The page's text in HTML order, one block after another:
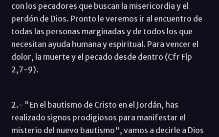
con los pecadores que buscan la misericordia y el
perdón de Dios. Pronto le veremos ir al encuentro de
todas las personas marginadas y de todos los que
necesitan ayuda humana y espiritual. Para vencer el
dolor, la muerte y el pecado desde dentro (Cfr Flp
2,7-9).
2.- "En el bautismo de Cristo en el Jordán, has
realizado signos prodigiosos para manifestar el
misterio del nuevo bautismo", vamos a decirle a Dios